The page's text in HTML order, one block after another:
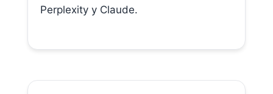
Perplexity y Claude.